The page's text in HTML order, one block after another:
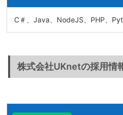
C＃、Java、NodeJS、PHP、
株式会社UKnetの採用情